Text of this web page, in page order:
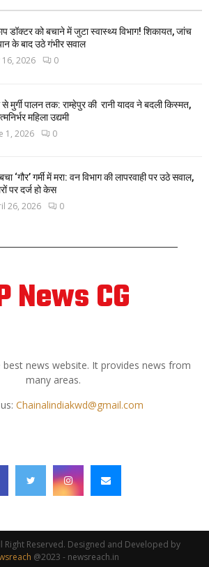
डॉक्टर को बचाने में जुटा स्वास्थ्य विभाग! शिकायत, जांच
के बाद उठे गंभीर सवाल
16, 2026 0
मुर्गी पालन तक: राम्हेपुर की रानी यादव ने बदली किस्मत,
महिला उद्यमी
1, 2026 0
‘गौर’ गर्मी में मरा: वन विभाग की लापरवाही पर उठे सवाल,
पर दर्ज हो केस
26, 2026 0
News CG
best news website. It provides news from
many areas.
Chainalindiakwd@gmail.com
Right Reserved. Designed and Developed by
@2023 - newsreach.in